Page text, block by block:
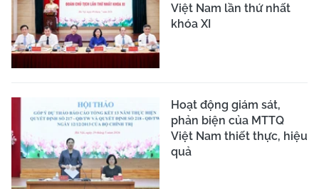
Việt Nam lần thứ nhất
khóa XI
Hoạt động giám sát,
phản biện của MTTQ
Việt Nam thiết thực, hiệu
quả